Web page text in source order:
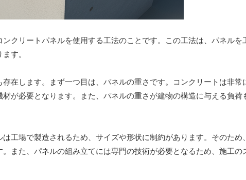
クリートパネルを使用する工法のことです。この工法は、パネルを
す。
在します。まず一つ目は、パネルの重さです。コンクリートは非常
が必要となります。また、パネルの重さが建物の構造に与える負荷
工場で製造されるため、サイズや形状に制約があります。そのため
また、パネルの組み立てには専門の技術が必要となるため、施工の